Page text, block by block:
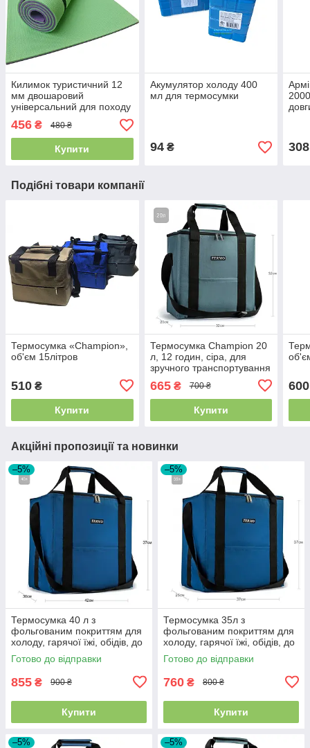
Килимок туристичний 12
мм двошаровий
універсальний для походу
і туризму 1800х600 мм,
Green/Purple
456 ₴ 480 ₴
Купити
Акумулятор холоду 400
мл для термосумки
94₴ 308
Подібні товари компанії
Термосумка «Champion»,
об'єм 15літров
510 ₴
Купити
Термосумка Champion 20
л, 12 годин, сіра, для
зручного транспортування
та зберігання продуктів,
CHM00458-20
665₴ 700 ₴
Купити
600
Акційні пропозиції та новинки
–5%
Термосумка 40 л з
фольгованим покриттям для
холоду, гарячої їжі, обідів, до
12 годин підтримка
температури
Готово до відправки
855 ₴ 900 ₴
Купити
–5%
Термосумка 35л з
фольгованим покриттям для
холоду, гарячої їжі, обідів, до
12 годин підтримка
температури
Готово до відправки
760 ₴ 800 ₴
Купити
–5% –5%